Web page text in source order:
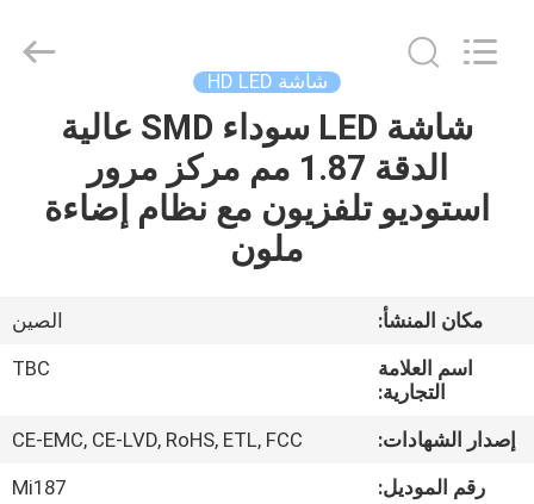
الصفحة
الرئيسية
عرض
الواقع
الافتراضي
معلومات
Limited.
شاشة HD LED
شاشة LED سوداء SMD عالية
الدقة 1.87 مم مركز مرور
استوديو تلفزيون مع نظام إضاءة
ملون
مكان المنشأ:
الصين
اسم العلامة
التجارية:
TBC
إصدار الشهادات:
CE-EMC, CE-LVD, RoHS, ETL, FCC
رقم الموديل:
Mi187